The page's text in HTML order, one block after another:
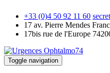
+33 (0)4 50 92 11 60
17 av. Pierre Mendes
17bis rue de l'Europe
Toggle navigation